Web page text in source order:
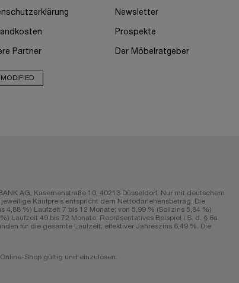
Partner
MODIFIED
Newsletter
Prospekte
Der Möbelratgeber
AG, Kasernenstraße 10, 40213 Düsseldorf. Nur mit deutschem
Kaufpreis entspricht dem Nettodarlehensbetrag. Die
%) Laufzeit 7 bis 12 Monate; von 5,99 % (Sollzins 5,84 %)
Laufzeit 49 bis 72 Monate. Repräsentatives Beispiel i.S. d. § 6a
für die gesamte Laufzeit; effektiver Jahreszins 6,49 %. Die
Shop gültig und einzulösen.